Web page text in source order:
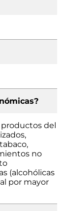
del
no
(alcohólicas
por mayor